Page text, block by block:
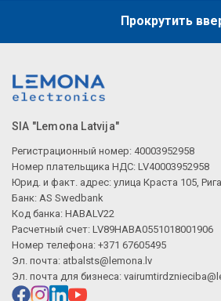
Прокрутить
SIA "Lemona Latvija"
Регистрационный номер: 40003952958
Номер плательщика НДС: LV40003952958
Юрид. и факт. адрес: улица Краста 105,
Банк: AS Swedbank
Код банка: HABALV22
Расчетный счет: LV89HABA0551018001906
Номер телефона: +371 67605495
Эл. почта: atbalsts@lemona.lv
Эл. почта для бизнеса: